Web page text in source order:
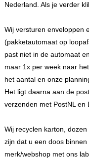
Nederland. Als je verder
Wij versturen enveloppen
(pakketautomaat op
past niet in de automaat
maar 1x per week naar
het aantal en onze
Het ligt daarna aan de
verzenden met PostNL en
Wij recyclen karton,
zijn dat u een doos
merk/webshop met ons